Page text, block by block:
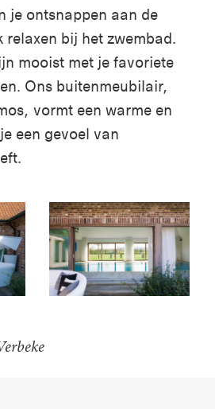
je ontsnappen aan de
relaxen bij het zwembad.
mooist met je favoriete
Ons buitenmeubilair,
vormt een warme en
een gevoel van